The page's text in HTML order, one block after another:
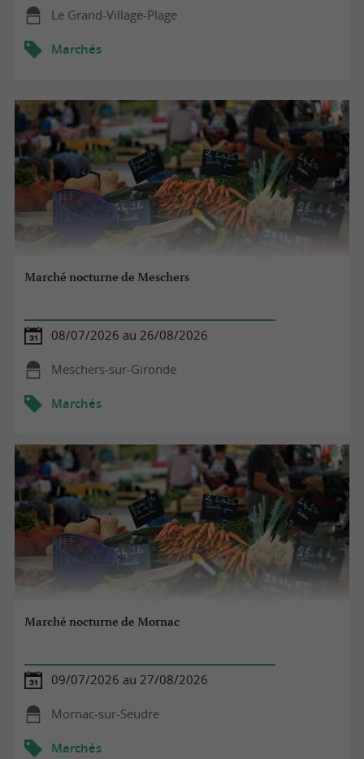
Le Grand-Village-Plage
Marchés
Marché nocturne de Meschers
08/07/2026 au 26/08/2026
Meschers-sur-Gironde
Marchés
Marché nocturne de Mornac
09/07/2026 au 27/08/2026
Mornac-sur-Seudre
Marchés